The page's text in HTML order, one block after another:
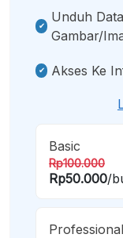
Unduh
Gambar/
Akses Ke
Basic
Rp100.000
Rp50.000/
Professional